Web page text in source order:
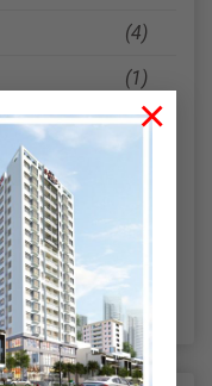
×
(4)
(1)
(1)
(10)